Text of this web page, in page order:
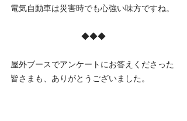
電気自動車は災害時でも心強い味方ですね。
◆◆◆
屋外ブースでアンケートにお答えくださった
皆さまも、ありがとうございました。